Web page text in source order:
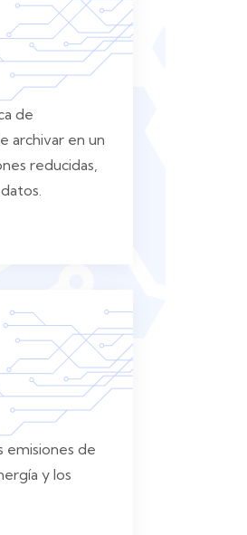
de
archivar en un
reducidas,
emisiones de
y los